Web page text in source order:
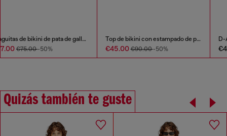
€37.00€75.00 €45.00€90.00
Quizás también te guste